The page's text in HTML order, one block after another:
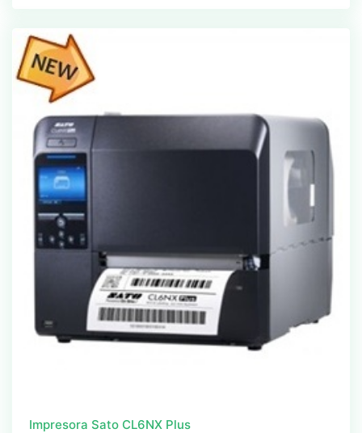
Impresora Sato CL6NX Plus